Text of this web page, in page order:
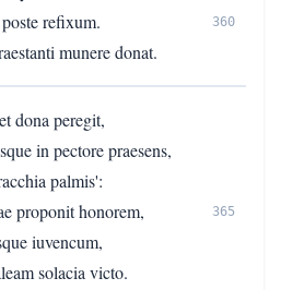
refixum.
360
munere donat.
dona peregit,
in pectore praesens,
palmis':
proponit honorem,
365
iuvencum,
solacia victo.